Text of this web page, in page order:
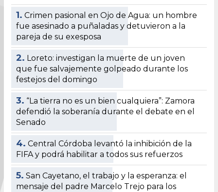
1. Crimen pasional en Ojo de Agua: un hombre
fue asesinado a puñaladas y detuvieron a la
pareja de su exesposa
2. Loreto: investigan la muerte de un joven
que fue salvajemente golpeado durante los
festejos del domingo
3. “La tierra no es un bien cualquiera”: Zamora
defendió la soberanía durante el debate en el
Senado
4. Central Córdoba levantó la inhibición de la
FIFA y podrá habilitar a todos sus refuerzos
5. San Cayetano, el trabajo y la esperanza: el
mensaje del padre Marcelo Trejo para los